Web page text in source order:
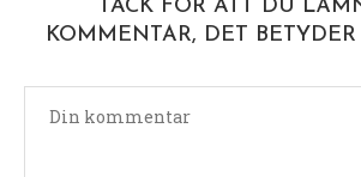
TACK FÖR ATT DU
KOMMENTAR, DET